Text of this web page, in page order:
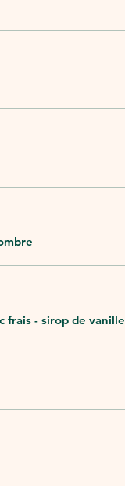
frais - sirop de vanille